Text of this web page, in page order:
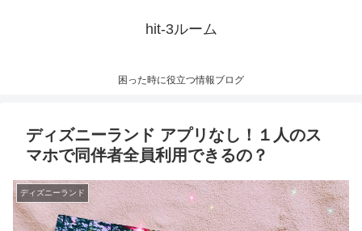
hit-3ルーム
困った時に役立つ情報ブログ
ディズニーランド アプリなし！１人のス
マホで同伴者全員利用できるの？
ディズニーランド